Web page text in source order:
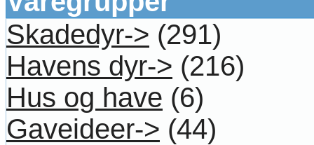
Skadedyr-> (291)
Havens dyr-> (216)
Hus og have (6)
Gaveideer-> (44)